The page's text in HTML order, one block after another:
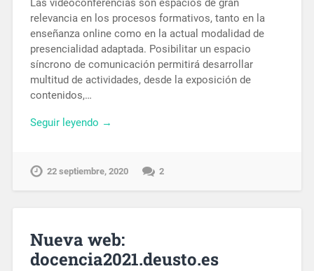
Las videoconferencias son espacios de gran
relevancia en los procesos formativos, tanto en la
enseñanza online como en la actual modalidad de
presencialidad adaptada. Posibilitar un espacio
síncrono de comunicación permitirá desarrollar
multitud de actividades, desde la exposición de
contenidos,…
Seguir leyendo →
22 septiembre, 2020 2
Nueva web:
docencia2021.deusto.es